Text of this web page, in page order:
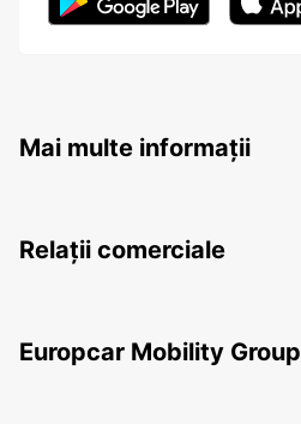
Mai multe informații
Relații comerciale
Europcar Mobility Group